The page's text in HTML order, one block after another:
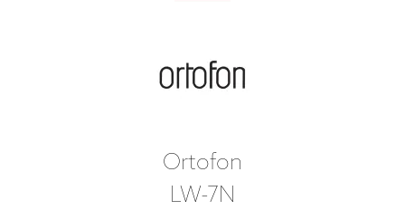
Ortofon
LW-7N